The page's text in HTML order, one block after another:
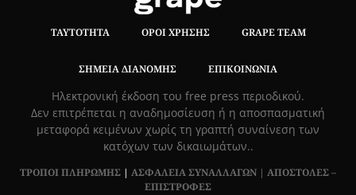
ΤΑΥΤΌΤΗΤΑ ΌΡΟΙ ΧΡΉΣΗΣ GRAPE TEAM
ΣΗΜΕΊΑ ΔΙΑΝΟΜΉΣ ΕΠΙΚΟΙΝΩΝΊΑ
Hλεκτρονική έκδοση του free press περιοδικού.
Δεν επιτρέπεται η αναδημοσίευση ή η αποσπασματική
μεταφορά κειμένων χωρίς τη γραπτή συναίνεση των
κατόχων των δικαιωμάτων..
ΤΡΟΠΟΙ ΠΛΗΡΩΜΗΣ | ΑΣΦΑΛΕΙΑ ΣΥΝΑΛΛΑΓΩΝ | ΑΠΟΣΤΟΛΕΣ –
ΕΠΙΣΤΡΟΦΕΣ